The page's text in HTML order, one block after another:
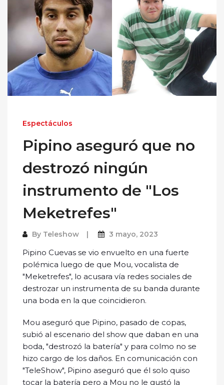
Espectáculos
Pipino aseguró que no
destrozó ningún
instrumento de "Los
Meketrefes"
By Teleshow 3 mayo, 2023
Pipino Cuevas se vio envuelto en una fuerte
polémica luego de que Mou, vocalista de
"Meketrefes", lo acusara vía redes sociales de
destrozar un instrumenta de su banda durante
una boda en la que coincidieron.
Mou aseguró que Pipino, pasado de copas,
subió al escenario del show que daban en una
boda, "destrozó la batería" y para colmo no se
hizo cargo de los daños. En comunicación con
"TeleShow", Pipino aseguró que él solo quiso
tocar la batería pero a Mou no le gustó la